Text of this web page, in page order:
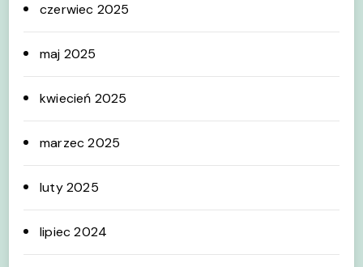
czerwiec 2025
maj 2025
kwiecień 2025
marzec 2025
luty 2025
lipiec 2024